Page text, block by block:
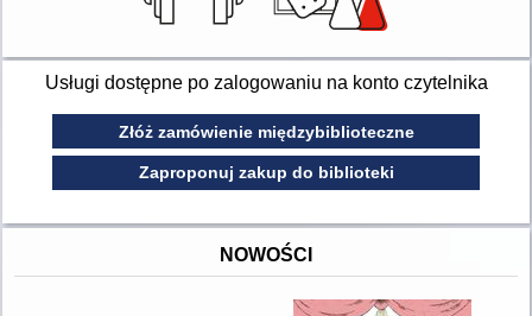
Usługi dostępne po zalogowaniu na konto czytelnika
Złóż zamówienie międzybiblioteczne
Zaproponuj zakup do biblioteki
NOWOŚCI